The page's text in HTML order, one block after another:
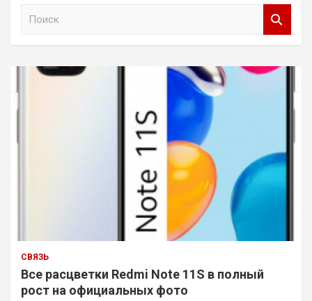
к
СВЯЗЬ
Все расцветки Redmi Note 11S в полный
рост на официальных фото